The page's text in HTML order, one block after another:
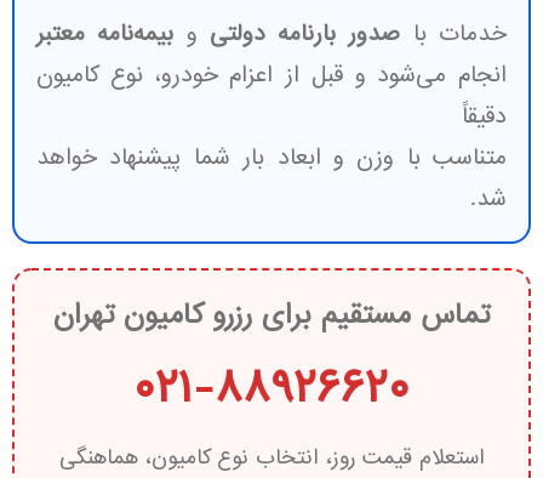
خدمات با صدور بارنامه دولتی و بیمه‌نامه معتبر
انجام می‌شود و قبل از اعزام خودرو، نوع کامیون
دقیقاً
متناسب با وزن و ابعاد بار شما پیشنهاد خواهد
شد.
تماس مستقیم برای رزرو کامیون تهران
۰۲۱-۸۸۹۲۶۶۲۰
استعلام قیمت روز، انتخاب نوع کامیون، هماهنگی